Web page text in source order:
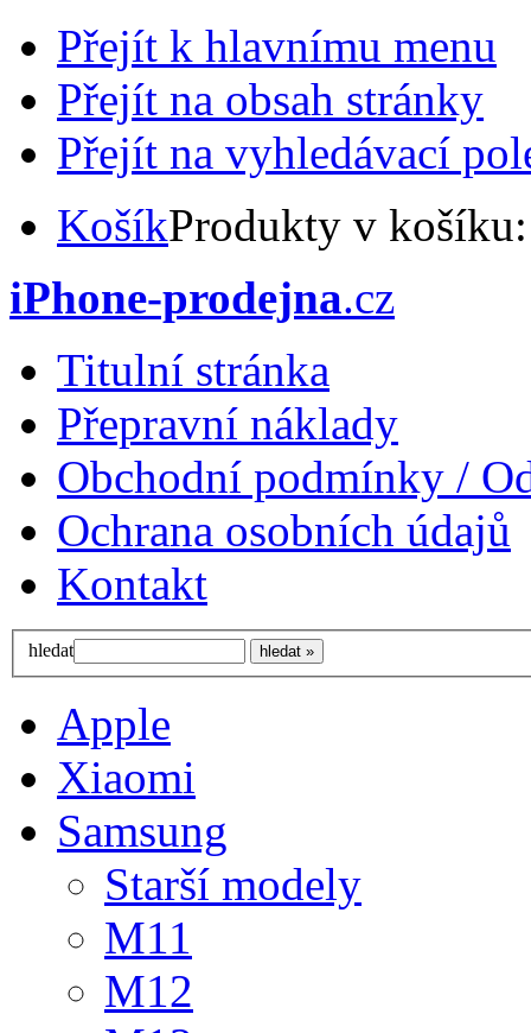
Přejít k hlavnímu menu
Přejít na obsah stránky
Přejít na vyhledávací
KošíkProdukty v
iPhone-prodejna.cz
Titulní stránka
Přepravní náklady
Obchodní podmínky /
Ochrana osobních údajů
Kontakt
hledat
Apple
Xiaomi
Samsung
Starší modely
M11
M12